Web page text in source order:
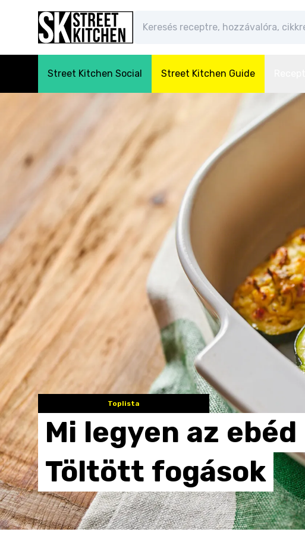
Street Kitchen Social Street Kitchen Guide
Toplista
Mi legyen az ebéd
Töltött fogások